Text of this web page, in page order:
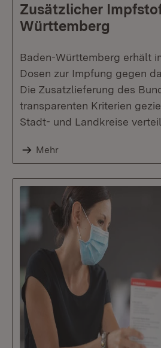
Zusätzlicher
Württemberg
Baden-Württemberg erhält
Dosen zur Impfung gegen
Die Zusatzlieferung des
transparenten Kriterien
Stadt- und Landkreise
Mehr